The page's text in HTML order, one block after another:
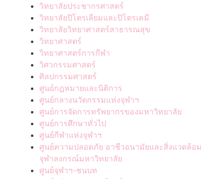
วิทยาลัยประชากรศาสตร์
วิทยาลัยปิโตรเลียมและปิโตรเคมี
วิทยาลัยวิทยาศาสตร์สาธารณสุข
วิทยาศาสตร์
วิทยาศาสตร์การกีฬา
วิศวกรรมศาสตร์
ศิลปกรรมศาสตร์
ศูนย์กฎหมายและนิติการ
ศูนย์กลางนวัตกรรมแห่งจุฬาฯ
ศูนย์การจัดการทรัพยากรของมหาวิทยาลัย
ศูนย์การศึกษาทั่วไป
ศูนย์กีฬาแห่งจุฬาฯ
ศูนย์ความปลอดภัย อาชีวอนามัยและสิ่งแวดล้อม
จุฬาลงกรณ์มหาวิทยาลัย
ศูนย์จุฬาฯ-ชนบท